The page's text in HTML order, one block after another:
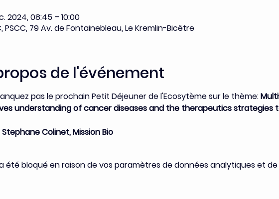
2024, 08:45 – 10:00
PSCC, 79 Av. de Fontainebleau, Le Kremlin-Bicêtre
de l'événement
pas le prochain Petit Déjeuner de l'Ecosytème sur le thème:
understanding of cancer diseases and the therapeutics strategies
Colinet, Mission Bio
été bloqué en raison de vos paramètres de données analytiques et